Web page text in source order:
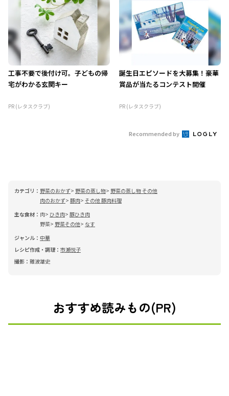
工事不要で後付け可。子どもの帰
宅がわかる玄関キー
PR (レタスクラブ)
誕生日エピソードを大募集！豪華
賞品が当たるコンテスト開催
PR (レタスクラブ)
Recommended by
カテゴリ： 野菜のおかず 野菜の蒸し物
野菜の蒸し物 その他
肉のおかず 豚肉 その他 豚肉料理
主な食材： 肉 ひき肉 豚ひき肉
野菜
野菜その他
なす
ジャンル： 中華
レシピ作成・調理： 市瀬悦子
撮影： 難波雄史
おすすめ読みもの(PR)